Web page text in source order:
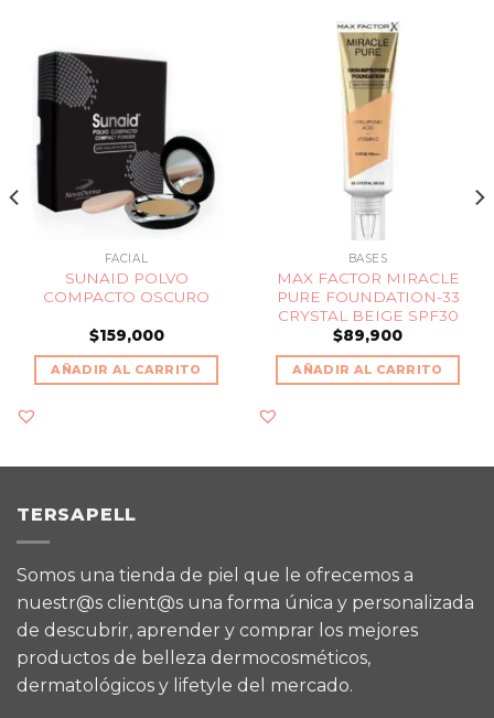
FACIAL
SUNAID POLVO
COMPACTO OSCURO
$159,000
AÑADIR AL CARRITO
BASES
MAX FACTOR MIRACLE
PURE FOUNDATION-33
CRYSTAL BEIGE SPF30
$89,900
AÑADIR AL CARRITO
TERSAPELL
Somos una tienda de piel que le ofrecemos a
nuestr@s client@s una forma única y personalizada
de descubrir, aprender y comprar los mejores
productos de belleza dermocosméticos,
dermatológicos y lifetyle del mercado.